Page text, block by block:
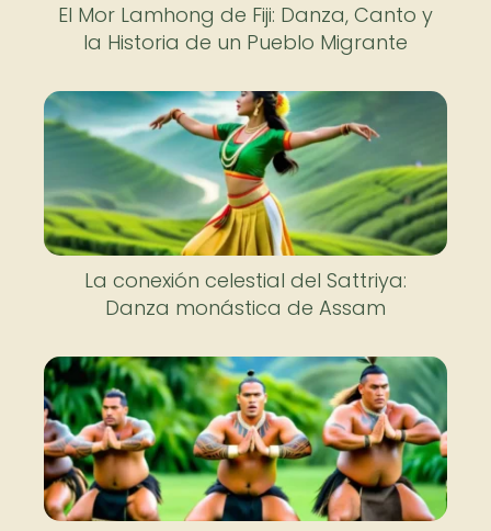
El Mor Lamhong de Fiji: Danza, Canto y
la Historia de un Pueblo Migrante
La conexión celestial del Sattriya:
Danza monástica de Assam